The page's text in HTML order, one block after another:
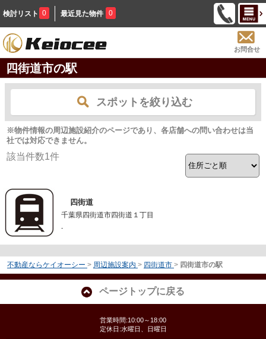
検討リスト 0 最近見た物件 0
お問合せ
四街道市の駅
スポットを絞り込む
※物件情報の周辺施設紹介のページであり、各店舗への問い合わせは当
社では対応できません。
該当件数1件
四街道
千葉県四街道市四街道１丁目
-
不動産ならケイオーシー > 周辺施設案内 > 四街道市 > 四街道市の駅
ページトップに戻る
営業時間:10:00～18:00
定休日:水曜日、日曜日